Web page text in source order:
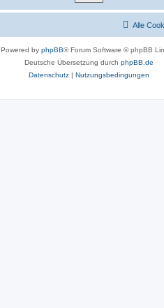
Alle
Powered by phpBB® Forum Software © phpBB
Deutsche Übersetzung durch phpBB.de
Datenschutz | Nutzungsbedingungen